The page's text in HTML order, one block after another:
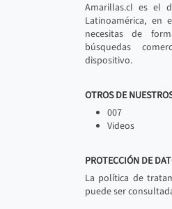
Amarillas.cl es el
Latinoamérica, en
necesitas de
búsquedas
dispositivo.
OTROS DE
007
Videos
PROTECCIÓN DE
La política de
puede ser